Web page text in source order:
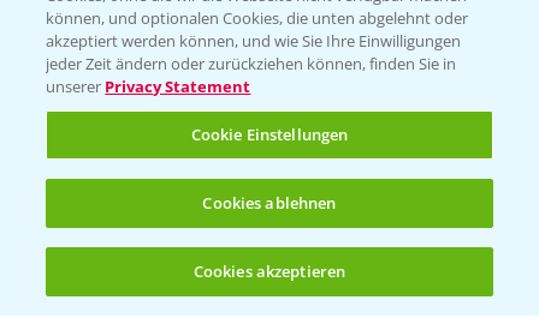
(noch 4)
BROSCHÜREN
Ackerbau
Saatgut
Sonderkulturen
Verantwortung & Sorgfalt
PAMIRA - Packmittelrücknahme
Sammelstellen und Termine
können, und optionalen Cookies, die unten abgelehnt oder
akzeptiert werden können, und wie Sie Ihre Einwilligungen
jeder Zeit ändern oder zurückziehen können, finden Sie in
unserer Privacy Statement
Cookie Einstellungen
Cookies ablehnen
Cookies akzeptieren